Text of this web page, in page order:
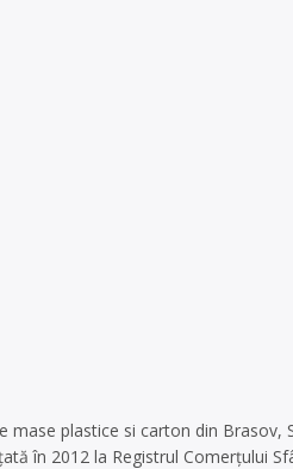
mase plastice si carton din Brasov,
în 2012 la Registrul Comerţului